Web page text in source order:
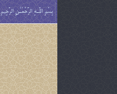
بِسْمِ اللَّـهِ الرَّحْمَـٰنِ الرَّحِيمِ